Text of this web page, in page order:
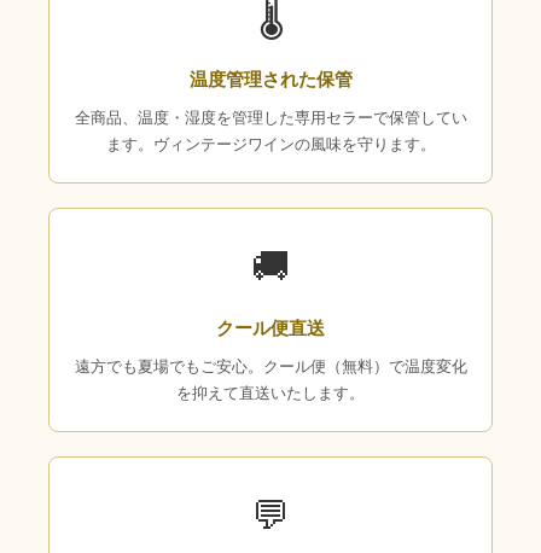
🌡
温度管理された保管
全商品、温度・湿度を管理した専用セラーで保管してい
ます。ヴィンテージワインの風味を守ります。
🚚
クール便直送
遠方でも夏場でもご安心。クール便（無料）で温度変化
を抑えて直送いたします。
💬